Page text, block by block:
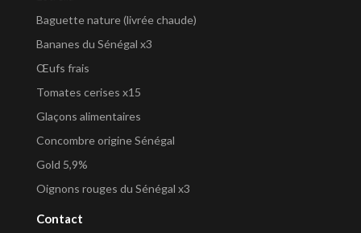
Baguette nature (livrée chaude)
Bananes du Sénégal x3
Œufs frais
Tomates cerises x15
Glaçons alimentaires
Concombre origine Sénégal
Gold 5,9%
Oignons rouges du Sénégal x3
Contact